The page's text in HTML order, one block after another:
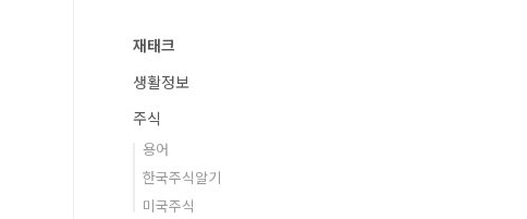
재태크
생활정보
주식
용어
한국주식알기
미국주식